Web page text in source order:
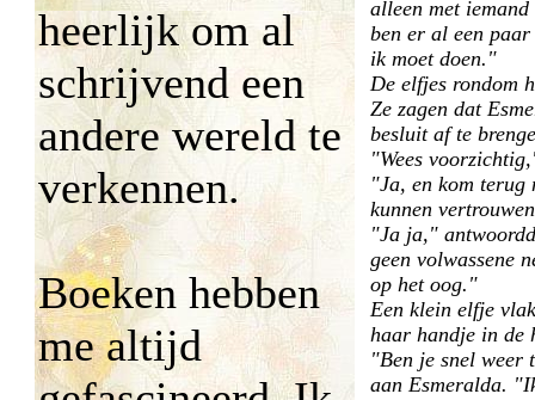
heerlijk om al
schrijvend een
andere wereld te
verkennen.
Boeken hebben
me altijd
alleen met
ben er al een
ik moet doen."
De elfjes rondom
Ze zagen dat
besluit af te
"Wees
"Ja, en kom terug
kunnen
"Ja ja,"
geen volwassene
op het oog."
Een klein elfje
haar handje in de
"Ben je snel weer
aan Esmeralda.